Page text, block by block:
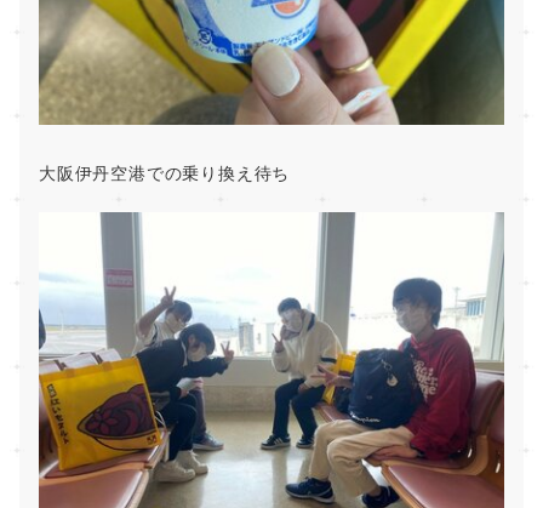
大阪伊丹空港での乗り換え待ち